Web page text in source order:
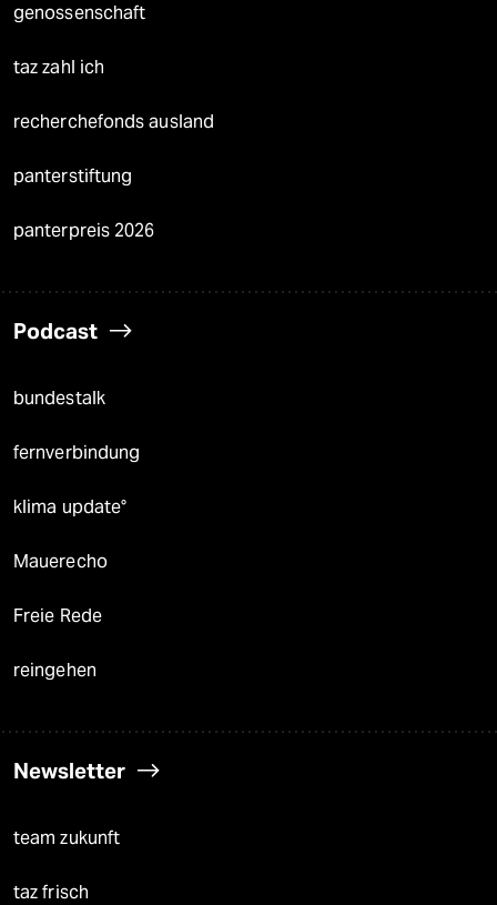
genossenschaft
taz zahl ich
recherchefonds ausland
panterstiftung
panterpreis 2026
Podcast
bundestalk
fernverbindung
klima update°
Mauerecho
Freie Rede
reingehen
Newsletter
team zukunft
taz frisch